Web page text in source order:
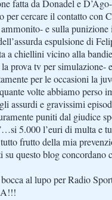
fatta da Donadel e
per cercare il contatto con
ammonito- e sulla
espulsione di
a chiellini vicino alla
prova tv per simulazione-
per le occasioni la
volte abbiamo perso
assurdi e gravissimi
puniti dal giudice
5.000 l’euri di multa e
frutto della mia
su questo blog
al lupo per Radio